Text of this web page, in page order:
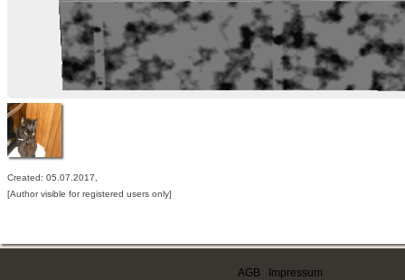
Created: 05.07.2017,
[Author visible for registered users only]
AGB Impressum